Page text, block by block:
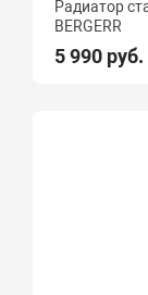
Радиатор
BERGERR
5 990 руб.